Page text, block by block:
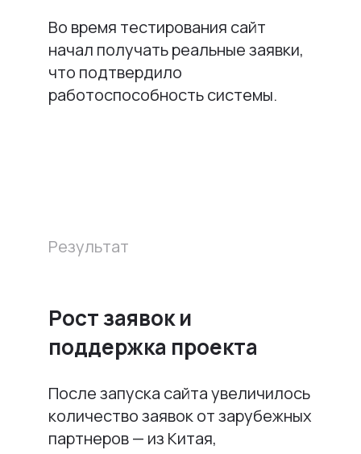
Во время тестирования сайт
начал получать реальные заявки,
что подтвердило
работоспособность системы.
Результат
Рост заявок и
поддержка проекта
После запуска сайта увеличилось
количество заявок от зарубежных
партнеров — из Китая,